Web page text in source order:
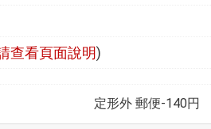
查看頁面說明)
定形外 郵便-140円